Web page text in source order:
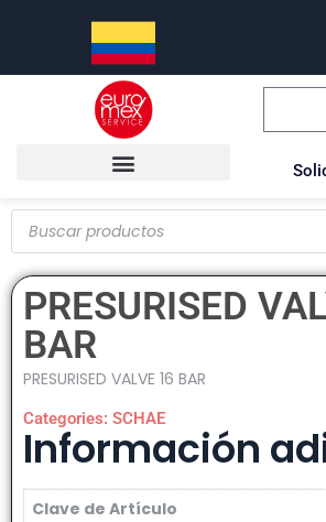
PRESURISED
BAR
PRESURISED VALVE 16 BAR
Categories: SCHAE
Información
Clave de Artículo